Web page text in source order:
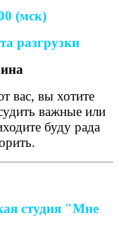
(мск)
разгрузки
вас, вы хотите
важные или
буду рада
студия "Мне